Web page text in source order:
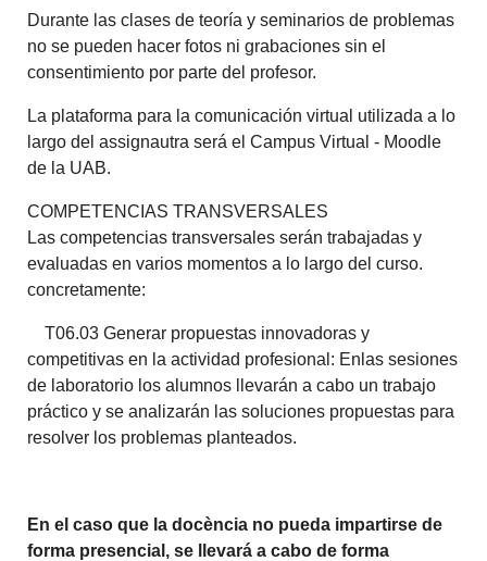
Durante las clases de teoría y seminarios de problemas
no se pueden hacer fotos ni grabaciones sin el
consentimiento por parte del profesor.
La plataforma para la comunicación virtual utilizada a lo
largo del assignautra será el Campus Virtual - Moodle
de la UAB.
COMPETENCIAS TRANSVERSALES
Las competencias transversales serán trabajadas y
evaluadas en varios momentos a lo largo del curso.
concretamente:
T06.03 Generar propuestas innovadoras y
competitivas en la actividad profesional: Enlas sesiones
de laboratorio los alumnos llevarán a cabo un trabajo
práctico y se analizarán las soluciones propuestas para
resolver los problemas planteados.
En el caso que la docència no pueda impartirse de
forma presencial, se llevará a cabo de forma